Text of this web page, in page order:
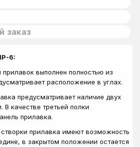
заказ
6:
прилавок выполнен полностью из
расположение в углах.
предусматривает наличие двух
В качестве третьей полки
прилавка.
прилавка имеют возможность
в закрытом положении остается